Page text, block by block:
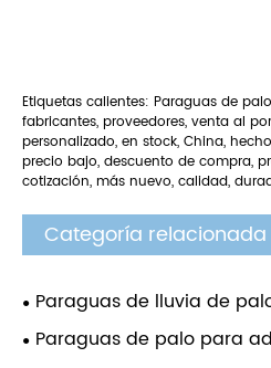
Etiquetas calientes: Paraguas de
fabricantes, proveedores, venta al
personalizado, en stock, China,
precio bajo, descuento de compra,
cotización, más nuevo, calidad,
Categoría relacionada
Paraguas de lluvia de
Paraguas de palo para